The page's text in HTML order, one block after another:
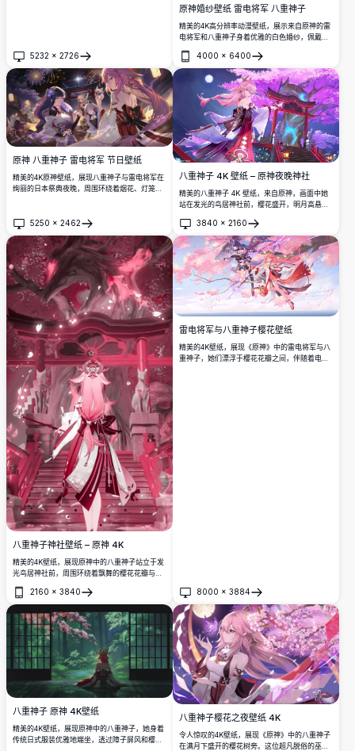
5232 × 2726
打开
原神婚纱壁纸 雷电将军 八重神子
精美的4K高分辨率动漫壁纸，展示来自原神的雷
电将军和八重神子身着优雅的白色婚纱，佩戴花
卉饰品，周围环绕着柔美的玫瑰和丝带，营造出
梦幻唯美的氛围。
4000 × 6400
打开
原神 八重神子 雷电将军 节日壁纸
精美的4K原神壁纸，展现八重神子与雷电将军在
绚丽的日本祭典夜晚，周围环绕着烟花、灯笼和
5250 × 2462
打开
八重神子 4K 壁纸 – 原神夜晚神社
精美的八重神子 4K 壁纸，来自原神，画面中她
站在发光的鸟居神社前，樱花盛开，明月高悬，
3840 × 2160
打开
八重神子神社壁纸 – 原神 4K
精美的4K壁纸，展现原神中的八重神子站立于发
光鸟居神社前，周围环绕着飘舞的樱花花瓣与神
2160 × 3840
打开
雷电将军与八重神子樱花壁纸
精美的4K壁纸，展现《原神》中的雷电将军与八
重神子，她们漂浮于樱花花瓣之间，伴随着电闪
8000 × 3884
打开
八重神子 原神 4K壁纸
精美的4K壁纸，展现原神中的八重神子，她身着
传统日式服装优雅地端坐，透过障子屏风和樱花
八重神子樱花之夜壁纸 4K
令人惊叹的4K壁纸，展现《原神》中的八重神子
在满月下盛开的樱花树旁。这位超凡脱俗的巫女